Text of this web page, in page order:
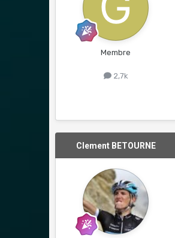
Membre
2,7k
Clement BETOURNE